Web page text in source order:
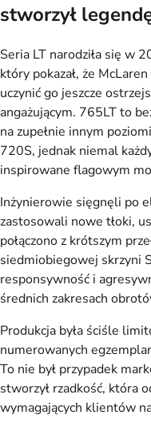
stworzył
Seria LT narodziła się w
który pokazał, że
uczynić go jeszcze
angażującym. 765LT to
na zupełnie innym
720S, jednak niemal
inspirowane flagowym
Inżynierowie sięgnęli po
zastosowali nowe tłoki,
połączono z krótszym
siedmiobiegowej skrzyni
responsywność i
średnich zakresach
Produkcja była ściśle
numerowanych
To nie był przypadek
stworzył rzadkość, która
wymagających klientów